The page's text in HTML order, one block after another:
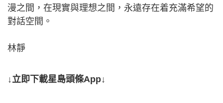
漫之間，在現實與理想之間，永遠存在着充滿希望的
對話空間。
林靜
↓立即下載星島頭條App↓